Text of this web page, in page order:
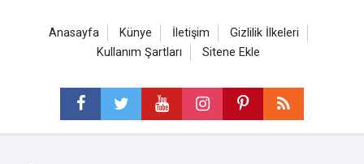
Anasayfa Künye İletişim
Gizlilik İlkeleri
Kullanım Şartları
Sitene Ekle